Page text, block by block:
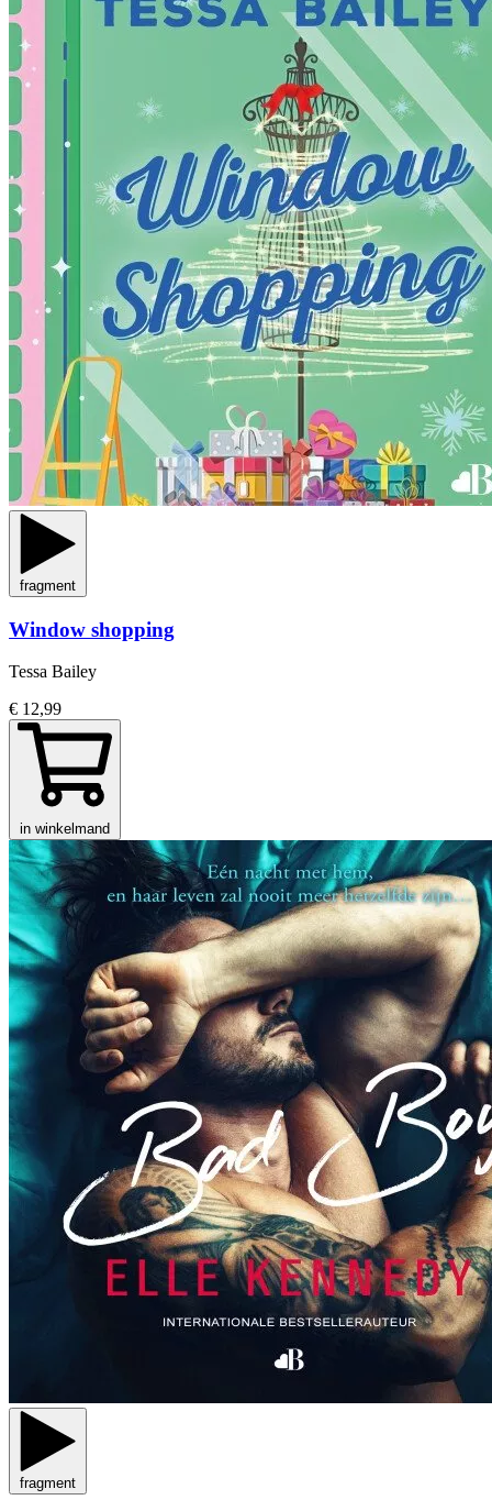
fragment
Window shopping
Tessa Bailey
€ 12,99
in winkelmand
fragment